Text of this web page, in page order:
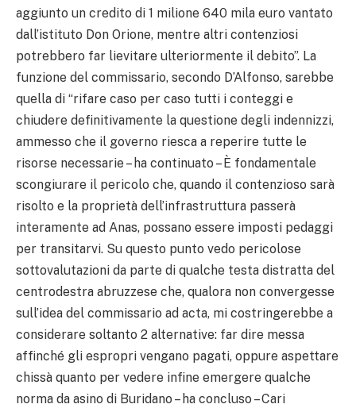
aggiunto un credito di 1 milione 640 mila euro vantato
dall’istituto Don Orione, mentre altri contenziosi
potrebbero far lievitare ulteriormente il debito”. La
funzione del commissario, secondo D’Alfonso, sarebbe
quella di “rifare caso per caso tutti i conteggi e
chiudere definitivamente la questione degli indennizzi,
ammesso che il governo riesca a reperire tutte le
risorse necessarie – ha continuato – È fondamentale
scongiurare il pericolo che, quando il contenzioso sarà
risolto e la proprietà dell’infrastruttura passerà
interamente ad Anas, possano essere imposti pedaggi
per transitarvi. Su questo punto vedo pericolose
sottovalutazioni da parte di qualche testa distratta del
centrodestra abruzzese che, qualora non convergesse
sull’idea del commissario ad acta, mi costringerebbe a
considerare soltanto 2 alternative: far dire messa
affinché gli espropri vengano pagati, oppure aspettare
chissà quanto per vedere infine emergere qualche
norma da asino di Buridano – ha concluso – Cari